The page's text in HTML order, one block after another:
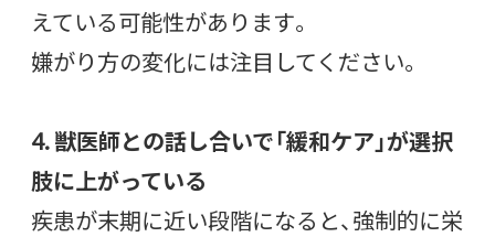
えている可能性があります。
嫌がり方の変化には注目してください。
4. 獣医師との話し合いで「緩和ケア」が選択
肢に上がっている
疾患が末期に近い段階になると、強制的に栄